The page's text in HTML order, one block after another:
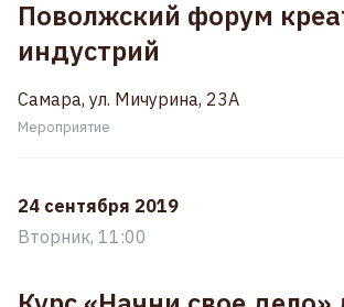
Поволжский форум
индустрий
Самара, ул. Мичурина, 23А
Мероприятие
24 сентября 2019
Вторник, 11:00